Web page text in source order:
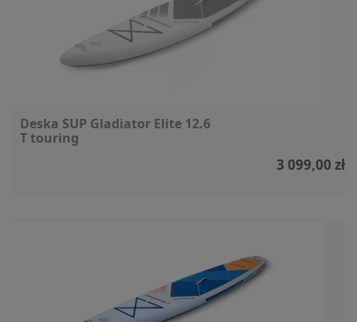
Deska SUP Gladiator Elite 12.6
T touring
3 099,00 zł